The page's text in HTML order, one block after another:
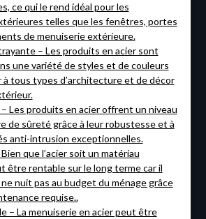
ce qui le rend idéal pour les
telles que les fenêtres, portes
de menuiserie extérieure.
– Les produits en acier sont
une variété de styles et de couleurs
à tous types d’architecture et de décor
Les produits en acier offrent un niveau
de sûreté grâce à leur robustesse et à
anti-intrusion exceptionnelles.
que l’acier soit un matériau
être rentable sur le long terme car il
nuit pas au budget du ménage grâce
requise..
– La menuiserie en acier peut être